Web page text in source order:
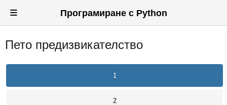
Вход
Регистрация
Новини
≡ Програмиране с Python
Пето предизвикателство
1
2